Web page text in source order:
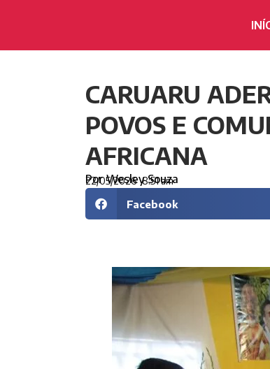
CARUARU
POVOS E
AFRICANA
PorWesley Souza
22/05/2026 8:51 am
Facebook